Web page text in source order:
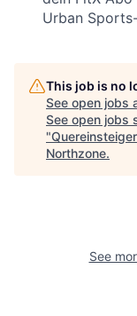
Urban
This job is no
See open jobs
See open jobs
"
Northzone.
See